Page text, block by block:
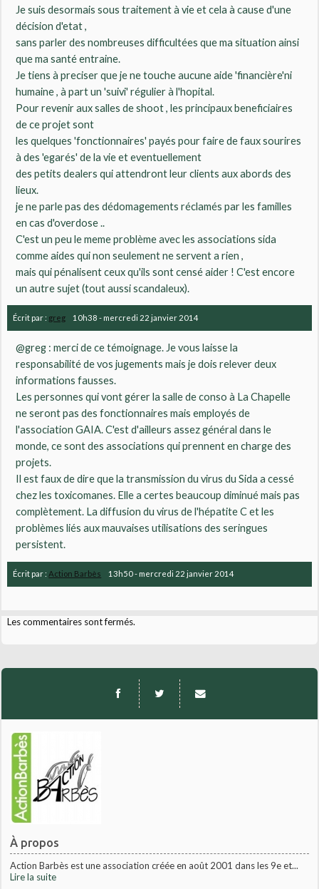
À propos
Action Barbès est une association créée en août 2001 dans les 9e et...
Lire la suite
Je suis desormais sous traitement à vie et cela à cause d'une
décision d'etat ,
sans parler des nombreuses difficultées que ma situation ainsi
que ma santé entraine.
Je tiens à preciser que je ne touche aucune aide 'financière'ni
humaine , à part un 'suivi' régulier à l'hopital.
Pour revenir aux salles de shoot , les principaux beneficiaires
de ce projet sont
les quelques 'fonctionnaires' payés pour faire de faux sourires
à des 'egarés' de la vie et eventuellement
des petits dealers qui attendront leur clients aux abords des
lieux.
je ne parle pas des dédomagements réclamés par les familles
en cas d'overdose ..
C'est un peu le meme problème avec les associations sida
comme aides qui non seulement ne servent a rien ,
mais qui pénalisent ceux qu'ils sont censé aider ! C'est encore
un autre sujet (tout aussi scandaleux).
Écrit par : greg 10h38 - mercredi 22 janvier 2014
@greg : merci de ce témoignage. Je vous laisse la
responsabilité de vos jugements mais je dois relever deux
informations fausses.
Les personnes qui vont gérer la salle de conso à La Chapelle
ne seront pas des fonctionnaires mais employés de
l'association GAIA. C'est d'ailleurs assez général dans le
monde, ce sont des associations qui prennent en charge des
projets.
Il est faux de dire que la transmission du virus du Sida a cessé
chez les toxicomanes. Elle a certes beaucoup diminué mais pas
complètement. La diffusion du virus de l'hépatite C et les
problèmes liés aux mauvaises utilisations des seringues
persistent.
Écrit par : Action Barbès 13h50- mercredi 22 janvier 2014
Les commentaires sont fermés.